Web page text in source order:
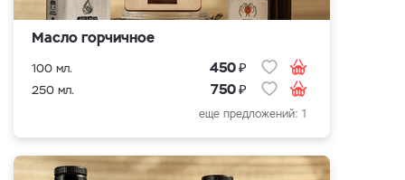
Масло горчичное
100 мл. 450₽
250 мл. 750₽
еще предложений: 1